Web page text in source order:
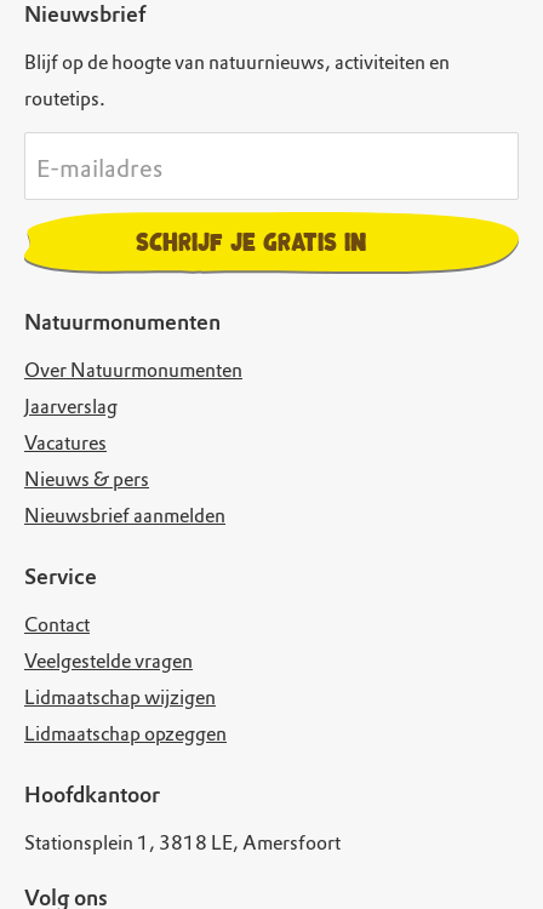
Natuurmonumenten
Over Natuurmonumenten
Jaarverslag
Vacatures
Nieuws & pers
Nieuwsbrief aanmelden
Service
Contact
Veelgestelde vragen
Lidmaatschap wijzigen
Lidmaatschap opzeggen
Hoofdkantoor
Stationsplein 1, 3818 LE, Amersfoort
Volg ons
Nieuwsbrief
Blijf op de hoogte van natuurnieuws, activiteiten en
routetips.
E-mailadres
Schrijf je gratis in